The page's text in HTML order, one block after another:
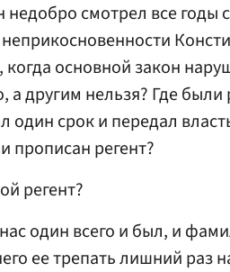
смотрел все годы
когда основной закон
другим нельзя? Где
один срок и передал
прописан регент?
регент?
один всего и был, и
ее трепать лишний раз